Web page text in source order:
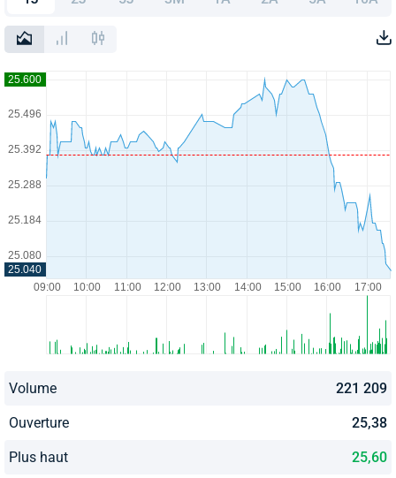
Volume 221 209
Ouverture 25,38
Plus haut 25,60